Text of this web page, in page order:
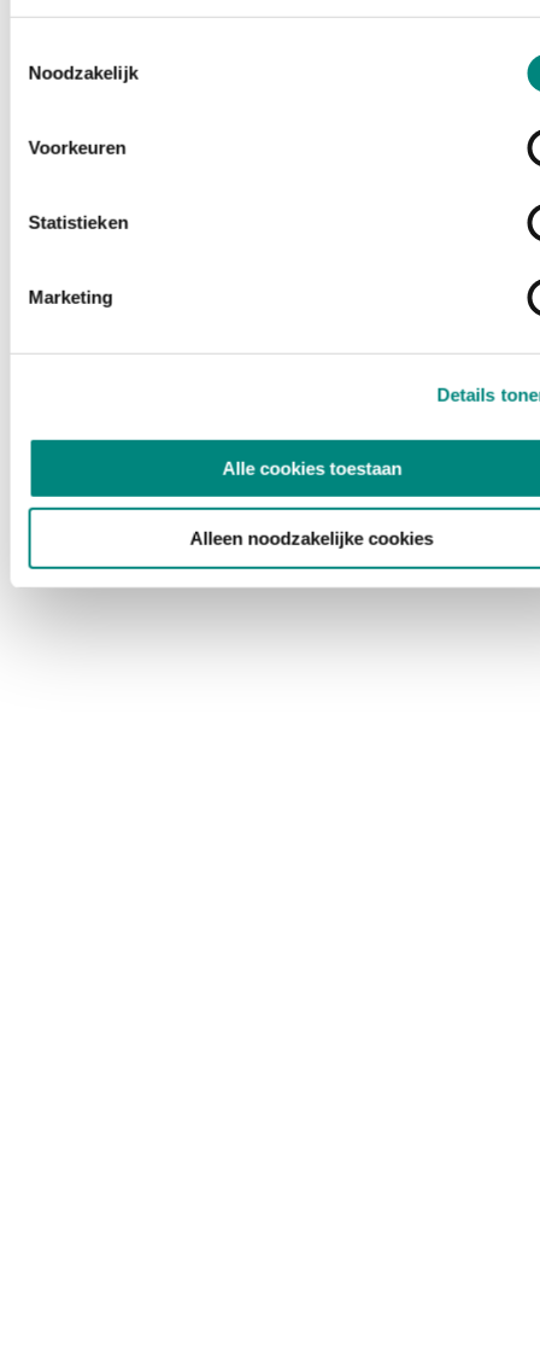
Noodzakelijk
Voorkeuren
Statistieken
Marketing
Details
Alle cookies toestaan
Alleen noodzakelijke cookies